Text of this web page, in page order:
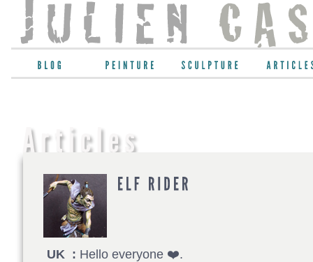
UK : Hello everyone ❤️.